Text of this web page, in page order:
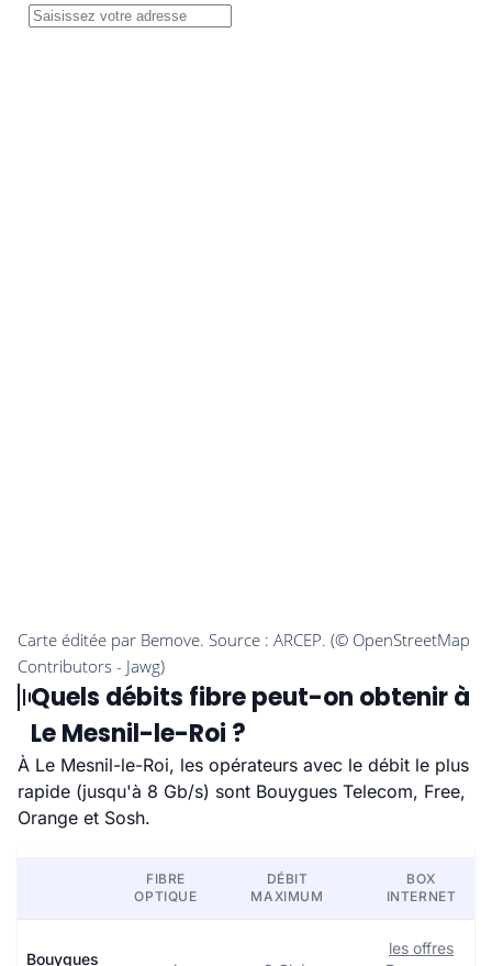
Quels débits fibre peut-on obtenir à
Le Mesnil-le-Roi ?
À Le Mesnil-le-Roi, les opérateurs avec le débit le plus
rapide (jusqu'à 8 Gb/s) sont Bouygues Telecom, Free,
Orange et Sosh.
FIBRE
OPTIQUE
DÉBIT
MAXIMUM
BOX
INTERNET
Bouygues
les offres